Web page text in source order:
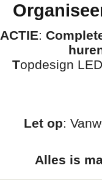
ACTIE:
Topdesign
Let op:
Alles is